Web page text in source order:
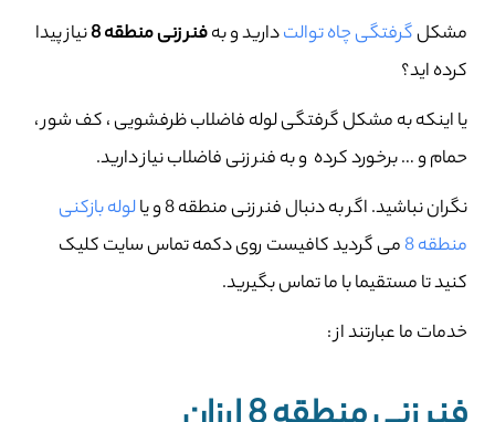
مشکلگرفتگی چاه توالتدارید و بهفنر زنی منطقه 8 نیاز پیدا
کرده اید؟
یا اینکه به مشکل گرفتگی لوله فاضلاب ظرفشویی ، کف شور ،
حمام و … برخورد کرده و به فنر زنی فاضلاب نیاز دارید.
نگران نباشید. اگر به دنبال فنر زنی منطقه 8 و یا
لوله بازکنی
منطقه 8
می گردید کافیست روی دکمه تماس سایت کلیک
کنید تا مستقیما با ما تماس بگیرید.
خدمات ما عبارتند از :